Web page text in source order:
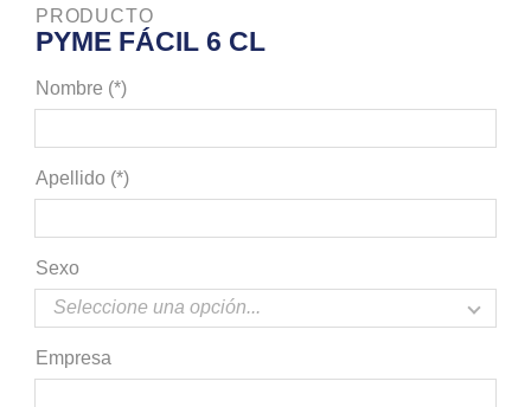
PRODUCTO
PYME FÁCIL 6 CL
Nombre (*)
Apellido (*)
Sexo
Empresa